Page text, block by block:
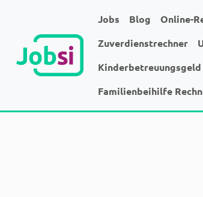
Jobs Blog Online-
Zuverdienstrechner
Familienbeihilfe